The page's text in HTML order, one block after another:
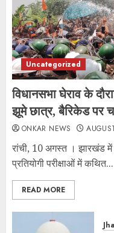
Uncategorized
विधानसभा घेराव के
झूमे छात्र, बैरिकेड पर
ONKAR NEWS
रांची, 10 अगस्त । झारखंड
प्रतियोगी परीक्षाओं में कथित...
READ MORE